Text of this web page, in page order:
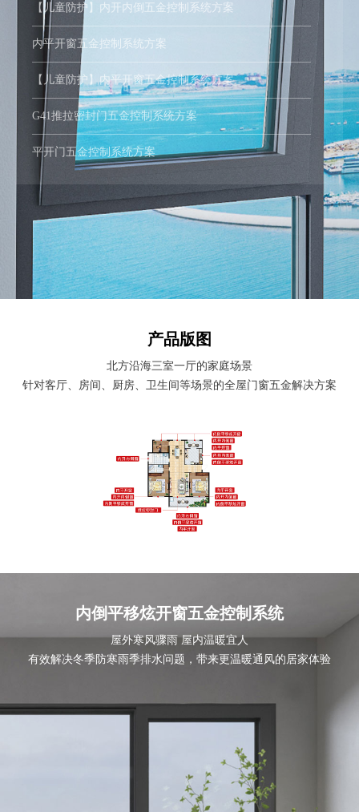
【儿童防护】内开内倒五金控制系统方案
内平开窗五金控制系统方案
【儿童防护】内平开窗五金控制系统方案
G41推拉密封门五金控制系统方案
平开门五金控制系统方案
产品版图
北方沿海三室一厅的家庭场景
针对客厅、房间、厨房、卫生间等场景的全屋门窗五金解决方案
内倒平移炫开窗五金控制系统
屋外寒风骤雨 屋内温暖宜人
有效解决冬季防寒雨季排水问题，带来更温暖通风的居家体验